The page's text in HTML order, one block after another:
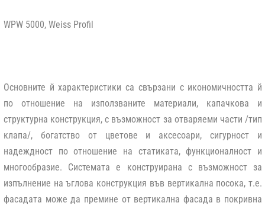
WPW 5000, Weiss Profil
Основните й характеристики са свързани с икономичността й
по отношение на използваните материали, капачкова и
структурна конструкция, с възможност за отваряеми части /тип
клапа/, богатство от цветове и аксесоари, сигурност и
надеждност по отношение на статиката, функционалност и
многообразие. Системата е конструирана с възможност за
изпълнение на ъглова конструкция във вертикална посока, т.е.
фасадата може да премине от вертикална фасада в покривна